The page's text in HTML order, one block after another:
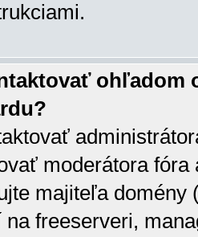
ohľadom
moderátora
majiteľa
freeserveri,